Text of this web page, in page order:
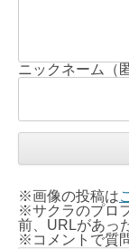
ニックネーム（
※画像の投稿は
※サクラのプロ
前、URLがあっ
※コメントで質